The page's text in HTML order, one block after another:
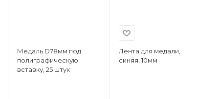
Медаль D78мм под
полиграфическую
вставку, 25 штук
Лента для медали,
синяя, 10мм